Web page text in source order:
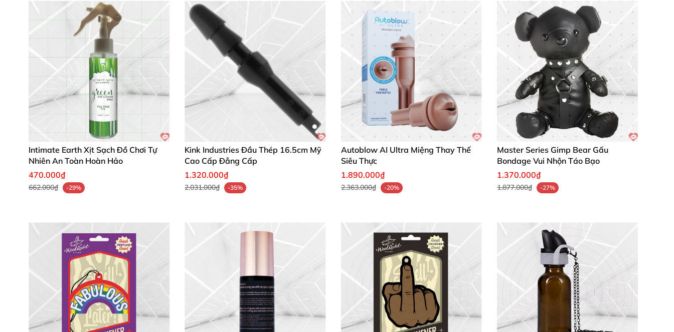
Intimate Earth Xịt Sạch Đồ Chơi Tự
Nhiên An Toàn Hoàn Hảo
470.000₫
662.000₫ -29%
Kink Industries Đầu Thép 16.5cm Mỹ
Cao Cấp Đẳng Cấp
1.320.000₫
2.031.000₫ -35%
Autoblow AI Ultra Miệng Thay Thế
Siêu Thực
1.890.000₫
2.363.000₫ -20%
Master Series Gimp Bear Gấu
Bondage Vui Nhộn Táo Bạo
1.370.000₫
1.877.000₫ -27%